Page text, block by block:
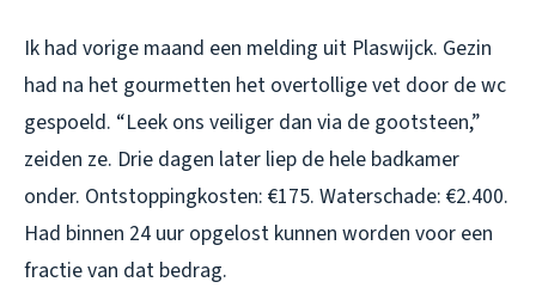
Ik had vorige maand een melding uit Plaswijck. Gezin
had na het gourmetten het overtollige vet door de wc
gespoeld. “Leek ons veiliger dan via de gootsteen,”
zeiden ze. Drie dagen later liep de hele badkamer
onder. Ontstoppingkosten: €175. Waterschade: €2.400.
Had binnen 24 uur opgelost kunnen worden voor een
fractie van dat bedrag.